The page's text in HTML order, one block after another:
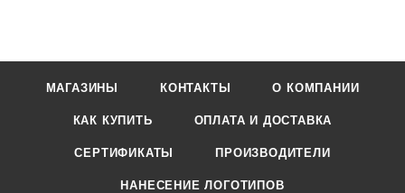
МАГАЗИНЫ КОНТАКТЫ О КОМПАНИИ
КАК КУПИТЬ ОПЛАТА И ДОСТАВКА
СЕРТИФИКАТЫ ПРОИЗВОДИТЕЛИ
НАНЕСЕНИЕ ЛОГОТИПОВ